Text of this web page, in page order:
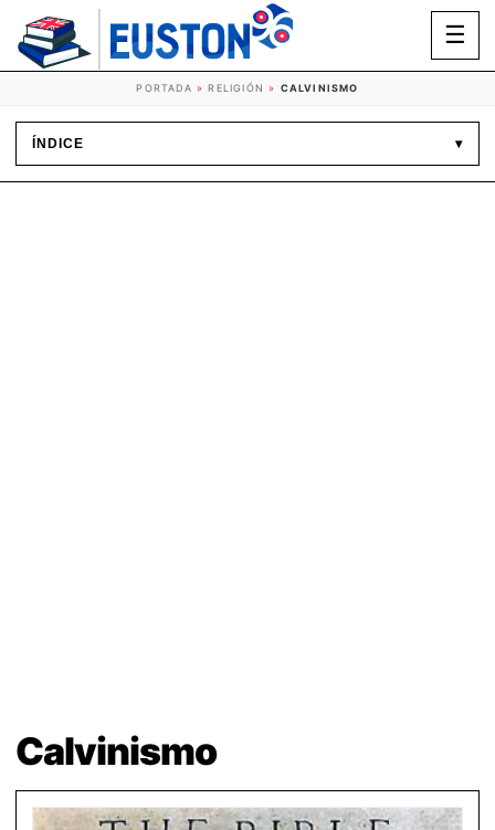
☰
PORTADA »RELIGIÓN » CALVINISMO
ÍNDICE ▾
Calvinismo